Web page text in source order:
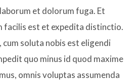
et dolorum fuga. Et
facilis est et expedita distinctio.
soluta nobis est eligendi
quo minus id quod maxime
omnis voluptas assumenda